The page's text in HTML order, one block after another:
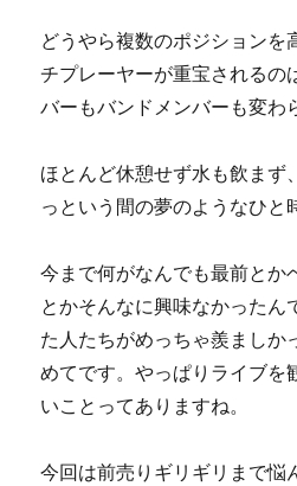
どうやら複数のポジションを
チプレーヤーが重宝されるの
バーもバンドメンバーも変わ
ほとんど休憩せず水も飲ま
っという間の夢のようなひと
今まで何がなんでも最前とか
とかそんなに興味なかったん
た人たちがめっちゃ羨ましか
めてです。やっぱりライブを
いことってありますね。
今回は前売りギリギリまで悩